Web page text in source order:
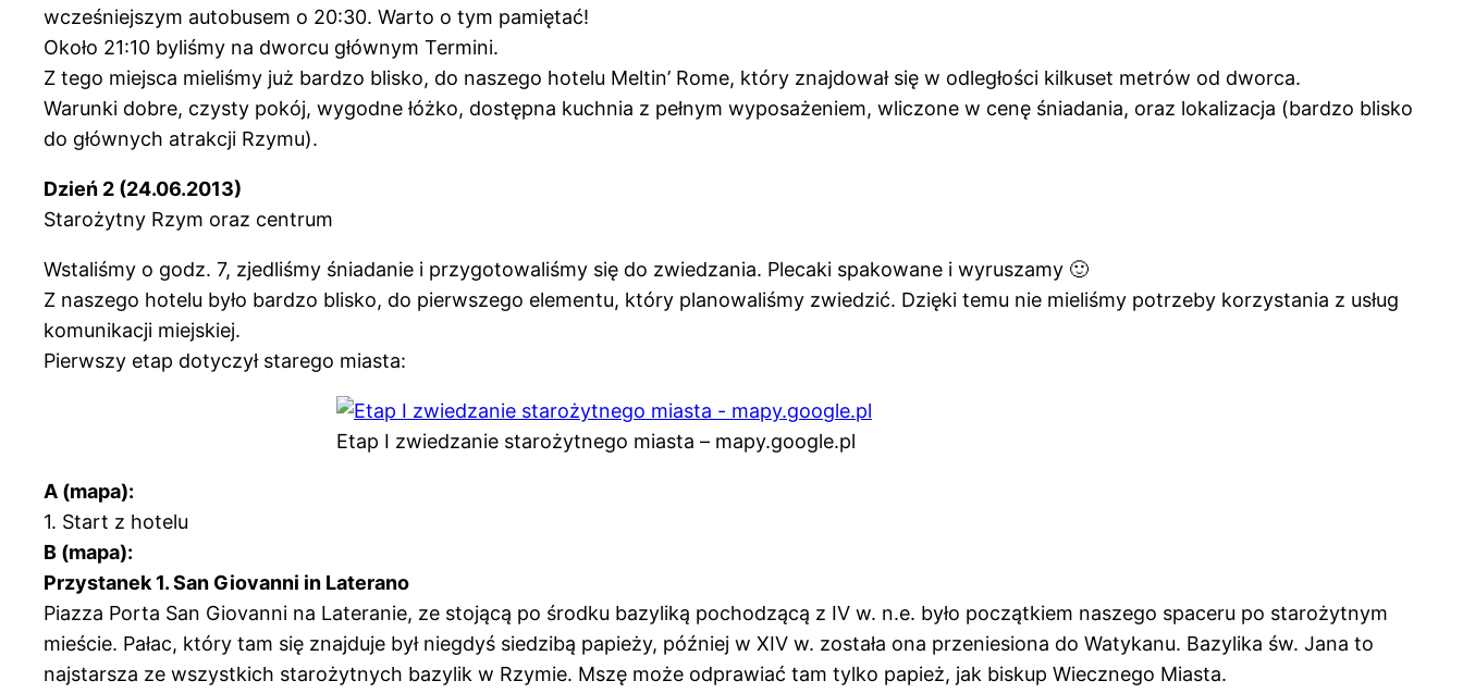
wcześniejszym autobusem o 20:30. Warto o tym pamiętać!
Około 21:10 byliśmy na dworcu głównym Termini.
Z tego miejsca mieliśmy już bardzo blisko, do naszego hotelu Meltin’ Rome, który znajdował się w odległości kilkuset metrów od dworca.
Warunki dobre, czysty pokój, wygodne łóżko, dostępna kuchnia z pełnym wyposażeniem, wliczone w cenę śniadania, oraz lokalizacja (bardzo blisko
do głównych atrakcji Rzymu).
Dzień 2 (24.06.2013)
Starożytny Rzym oraz centrum
Wstaliśmy o godz. 7, zjedliśmy śniadanie i przygotowaliśmy się do zwiedzania. Plecaki spakowane i wyruszamy 🙂
Z naszego hotelu było bardzo blisko, do pierwszego elementu, który planowaliśmy zwiedzić. Dzięki temu nie mieliśmy potrzeby korzystania z usług
komunikacji miejskiej.
Pierwszy etap dotyczył starego miasta:
Etap I zwiedzanie starożytnego miasta – mapy.google.pl
A (mapa):
1. Start z hotelu
B (mapa):
Przystanek 1. San Giovanni in Laterano
Piazza Porta San Giovanni na Lateranie, ze stojącą po środku bazyliką pochodzącą z IV w. n.e. było początkiem naszego spaceru po starożytnym
mieście. Pałac, który tam się znajduje był niegdyś siedzibą papieży, później w XIV w. została ona przeniesiona do Watykanu. Bazylika św. Jana to
najstarsza ze wszystkich starożytnych bazylik w Rzymie. Mszę może odprawiać tam tylko papież, jak biskup Wiecznego Miasta.